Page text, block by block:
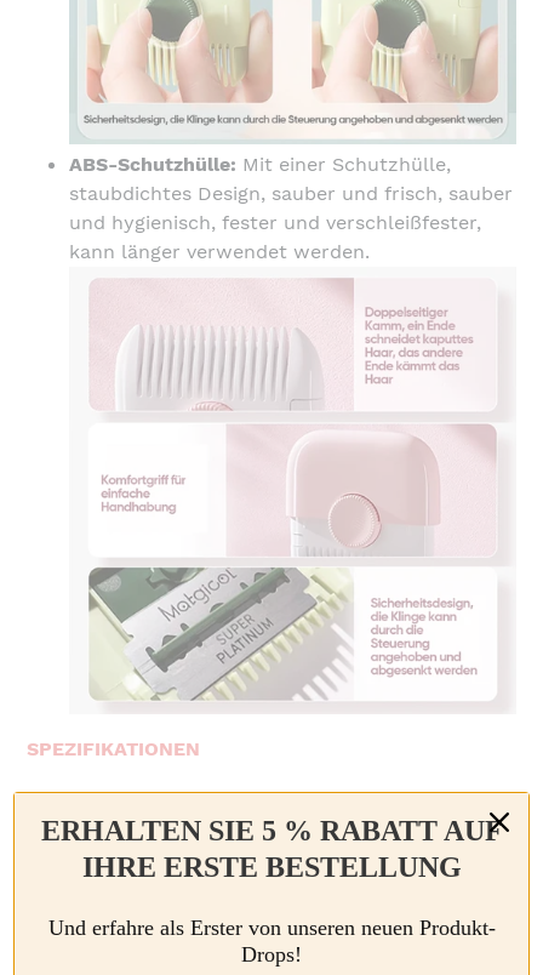
ABS-Schutzhülle: Mit einer Schutzhülle,
staubdichtes Design, sauber und frisch, sauber
und hygienisch, fester und verschleißfester,
kann länger verwendet werden.
SPEZIFIKATIONEN
Farbe:Grün, Rosa, Grau, Orange
Gewicht: 50 g
ERHALTEN SIE 5 % RABATT AUF
IHRE ERSTE BESTELLUNG
Und erfahre als Erster von unseren neuen Produkt-
Drops!